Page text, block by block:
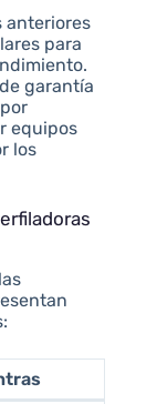
anteriores
para
garantía
equipos
los